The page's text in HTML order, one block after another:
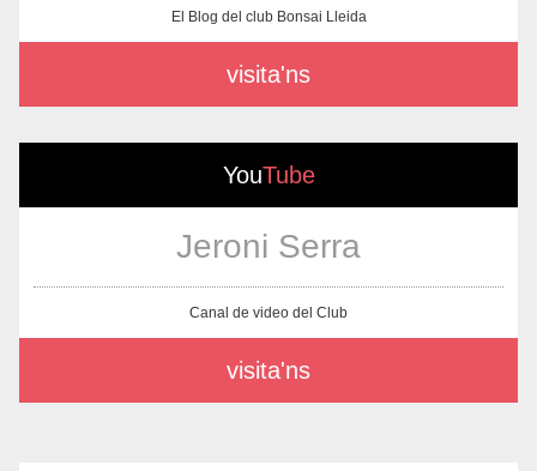
El Blog del club Bonsai Lleida
visita'ns
YouTube
Jeroni Serra
Canal de video del Club
visita'ns